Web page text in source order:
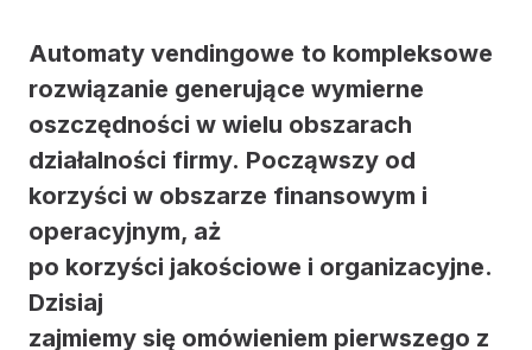
Automaty vendingowe to kompleksowe
rozwiązanie generujące wymierne
oszczędności w wielu obszarach
działalności firmy. Począwszy od
korzyści w obszarze finansowym i
operacyjnym, aż
po korzyści jakościowe i organizacyjne.
Dzisiaj
zajmiemy się omówieniem pierwszego z